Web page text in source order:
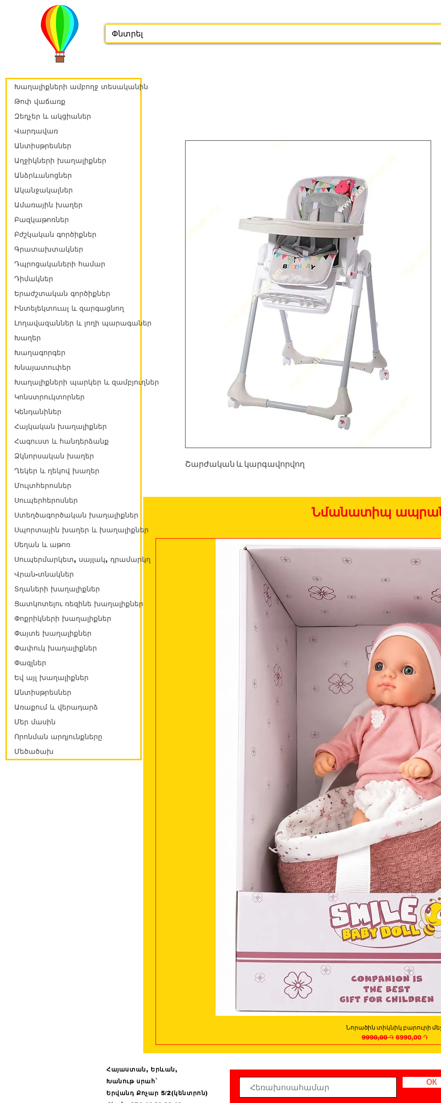
Շարժական և կարգավորվող
Նմանատիպ
Quick View
Նորածին տիկնիկ բարուրի
Regular Price
9990,00 ֏ Sale Price
6990,00 ֏
Խաղալիքների ամբողջ տեսականին
Թոփ վաճառք
Զեղչեր և ակցիաներ
Վարդավառ
Անտիսթրեսներ
Աղջիկների խաղալիքներ
Անձրևանոցներ
Ականջակալներ
Ամառային խաղեր
Բազկաթոռներ
Բժշկական գործիքներ
Գրատախտակներ
Դպրոցակաների համար
Դիմակներ
Երաժշտական գործիքներ
Ինտելեկտուալ և զարգացնող
Լողավազաններ և լողի պարագաներ
Խաղեր
Խաղագորգեր
Խնայատուփեր
Խաղալիքների պարկեր և զամբյուղներ
Կոնստրուկտորներ
Կենդանիներ
Հայկական խաղալիքներ
Հագուստ և հանդերձանք
Ձկնորսական խաղեր
Ղեկեր և ղեկով խաղեր
Մուլտհերոսներ
Սուպերհերոսներ
Ստեղծագործական խաղալիքներ
Սպորտային խաղեր և խաղալիքներ
Սեղան և աթոռ
Սուպերմարկետ, սայլակ, դրամարկղ
Վրան-տնակներ
Տղաների խաղալիքներ
Ցատկոտելու ռեզինե խաղալիքներ
Փոքրիկների խաղալիքներ
Փայտե խաղալիքներ
Փափուկ խաղալիքներ
Փազլներ
Եվ այլ խաղալիքներ
Անտիսթրեսներ
Առաքում և վերադարձ
Մեր մասին
Որոնման արդյունքները
Մեծածախ
Հայաստան, Երևան,
Խանութ սրահ՝
Երվանդ Քոչար 5/2(կենտրոն)
ОК